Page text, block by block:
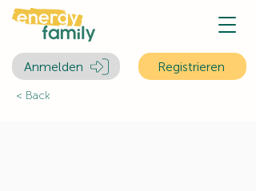
Anmelden Registrieren
< Back